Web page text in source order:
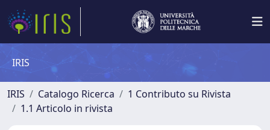
IRIS
IRIS Catalogo Ricerca
1 Contributo su Rivista
1.1 Articolo in rivista